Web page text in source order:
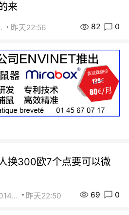
来
昨天22:56 82 0
换300欧7个点要可以微
街友84014588 昨天22:50 69 0